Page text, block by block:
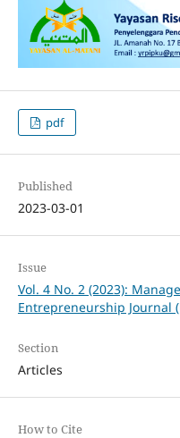
pdf
Published
2023-03-01
Issue
Vol. 4 No. 2 (2023):
Entrepreneurship Journal
Section
Articles
How to Cite